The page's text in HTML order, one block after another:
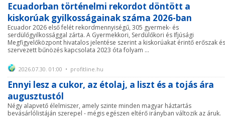
Ecuadorban történelmi rekordot döntött a
kiskorúak gyilkosságainak száma 2026-ban
Ecuador 2026 első felét rekordmennyiségű, 305 gyermek- és
serdülőgyilkossággal zárta. A Gyermekkori, Serdülőkori és Ifjúsági
Megfigyelőközpont hivatalos jelentése szerint a kiskorúakat érintő erőszak
szervezett bűnözés kapcsolata 2023 óta folyam ...
2026.07.30. 01:00 • profitline.hu
Ennyi lesz a cukor, az étolaj, a liszt és a tojás ára
augusztustól
Négy alapvető élelmiszer, amely szinte minden magyar háztartás
bevásárlólistáján szerepel - mégis egészen eltérő irányban változik az áruk.